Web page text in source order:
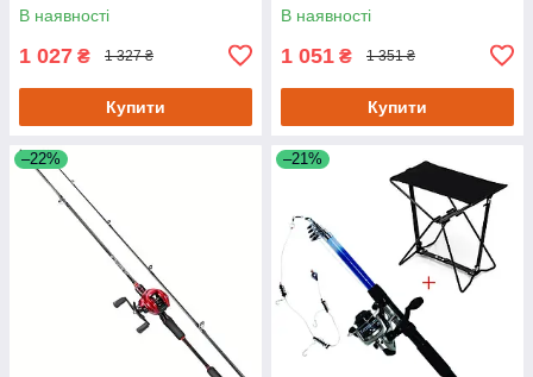
В наявності
1 027 ₴ 1 327 ₴
Купити
В наявності
1 051 ₴ 1 351 ₴
Купити
–22% –21%